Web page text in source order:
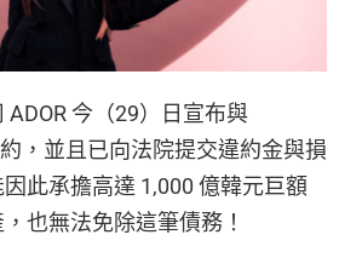
今（29）日宣布與
，並且已向法院提交違約金與損
此承擔高達 1,000 億韓元巨額
也無法免除這筆債務！